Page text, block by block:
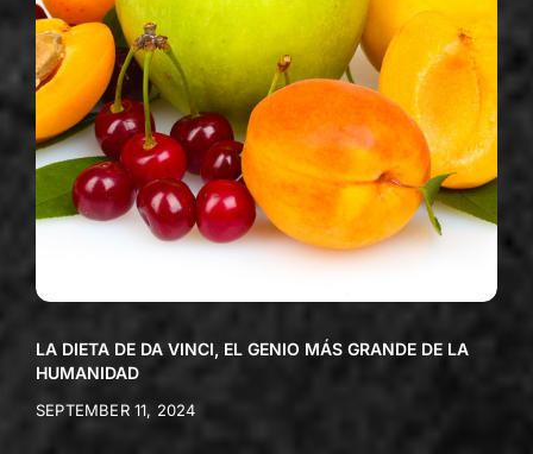
LA DIETA DE DA VINCI, EL GENIO MÁS GRANDE DE LA
HUMANIDAD
SEPTEMBER 11, 2024